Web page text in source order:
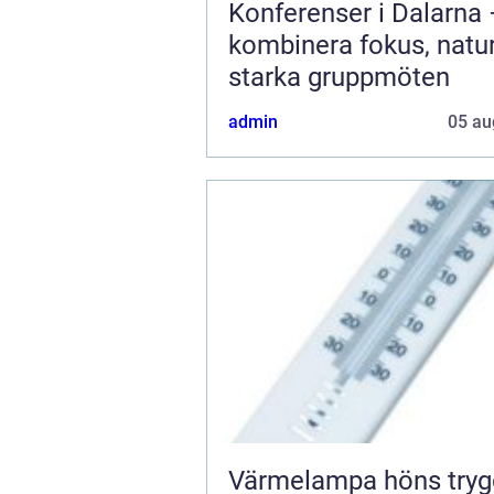
Konferenser i Dalarna
kombinera fokus,
starka gruppmöten
admin 05
Värmelampa höns trygg